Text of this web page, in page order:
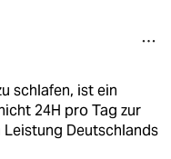
schlafen, ist ein
24H pro Tag zur
Deutschlands